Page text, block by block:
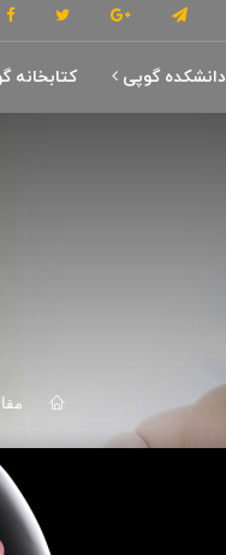
دانشکده گوپی کتابخانه